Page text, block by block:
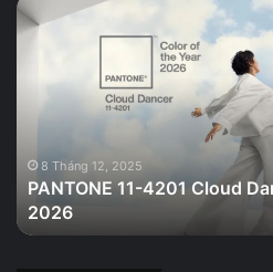
11-
Màu
của
năm
2026
8 Tháng 12, 2025
PANTONE 11-4201 Cloud
2026